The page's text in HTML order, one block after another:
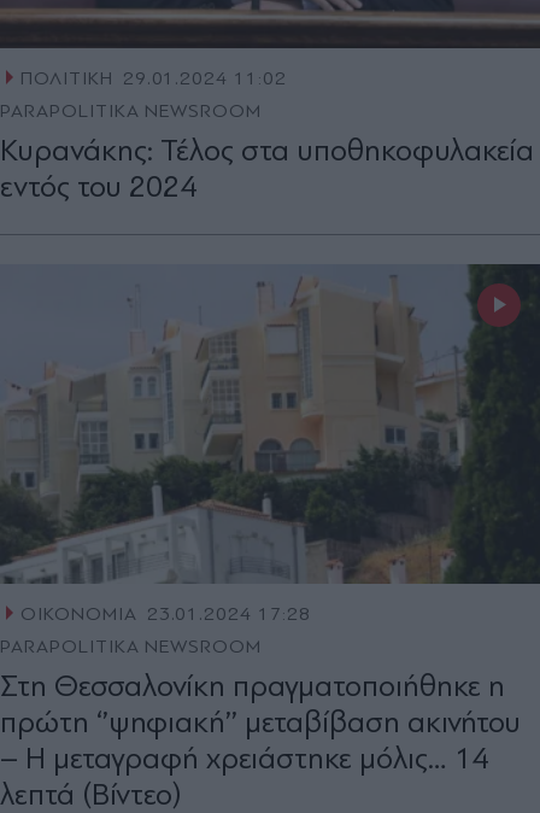
ΠΟΛΙΤΙΚΗ
29.01.2024 11:02
PARAPOLITIKA NEWSROOM
Κυρανάκης: Τέλος στα υποθηκοφυλακεία
εντός του 2024
ΟΙΚΟΝΟΜΙΑ 23.01.2024 17:28
PARAPOLITIKA NEWSROOM
Στη Θεσσαλονίκη πραγματοποιήθηκε η
πρώτη ‘’ψηφιακή’’ μεταβίβαση ακινήτου
– Η μεταγραφή χρειάστηκε μόλις… 14
λεπτά (Βίντεο)